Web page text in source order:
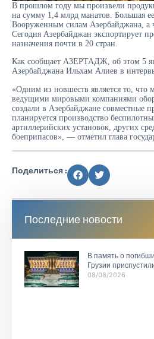
В прошлом году мы произвели
на сумму 1,4 млрд манатов. Большая
Вооруженным силам Азербайджана, а
Сегодня Азербайджан экспортирует
назначения почти в 20 стран.
Как сообщает АЗЕРТАДЖ, об этом 5
Азербайджана Ильхам Алиев в
«Одним из новшеств является то, что
ведущими мировыми компаниями
создали в Азербайджане совместные
планируется производство
артиллерийских установок, других
боеприпасов», — отметил глава
Поделиться :
Последние новости
В память о
Грузии
08/08/2026